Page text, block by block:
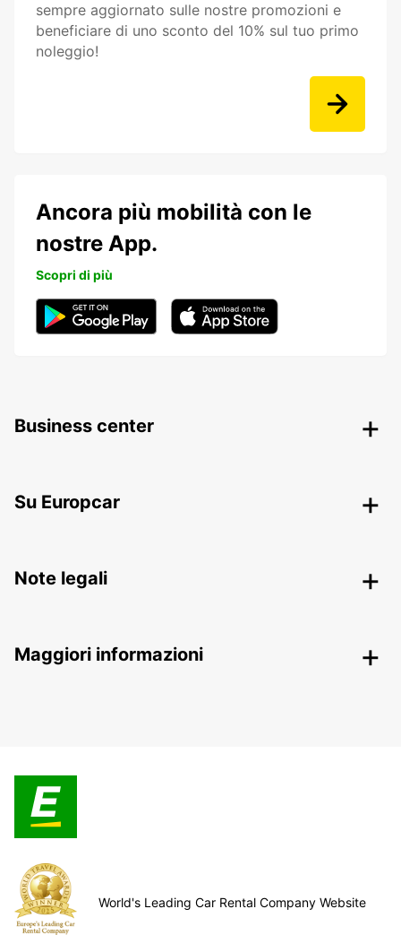
sempre aggiornato sulle nostre promozioni e
beneficiare di uno sconto del 10% sul tuo primo
noleggio!
Ancora più mobilità con le
nostre App.
Scopri di più
Business center
Su Europcar
Note legali
Maggiori informazioni
World's Leading Car Rental Company Website